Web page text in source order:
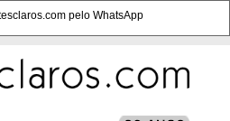
pelo WhatsApp